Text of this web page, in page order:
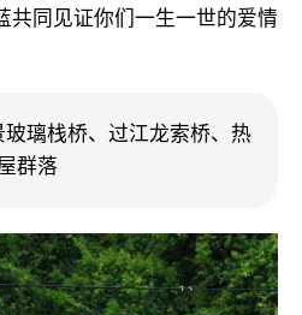
共同见证你们一生一世的爱情
玻璃栈桥、过江龙索桥、热
群落